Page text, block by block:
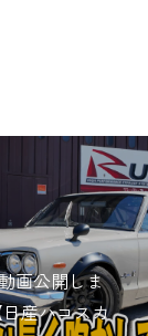
画公開しま
産ハコスカ